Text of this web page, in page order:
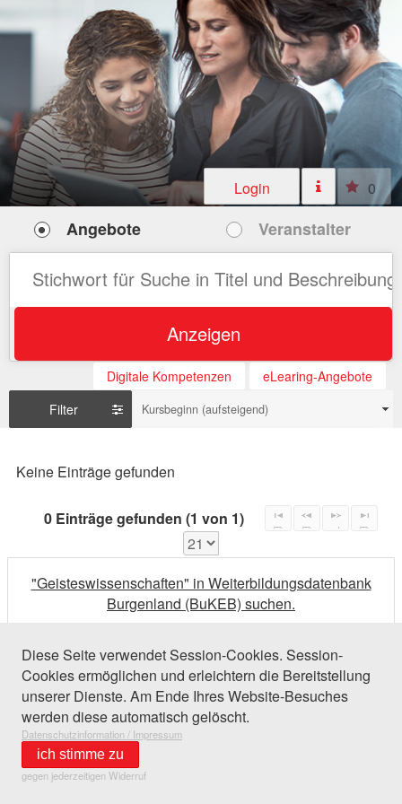
Login 0
Angebote Veranstalter
Anzeigen
Digitale Kompetenzen
eLearing-Angebote
Filter
Kursbeginn (aufsteigend)
Keine Einträge gefunden
0 Einträge gefunden (1 von 1)
"Geisteswissenschaften" in Weiterbildungsdatenbank
Burgenland (BuKEB) suchen.
Diese Seite verwendet Session-Cookies. Session-
Cookies ermöglichen und erleichtern die Bereitstellung
unserer Dienste. Am Ende Ihres Website-Besuches
werden diese automatisch gelöscht.
Datenschutzinformation / Impressum
ich stimme zu
gegen jederzeitigen Widerruf